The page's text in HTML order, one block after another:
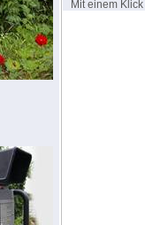
Mit einem Klick